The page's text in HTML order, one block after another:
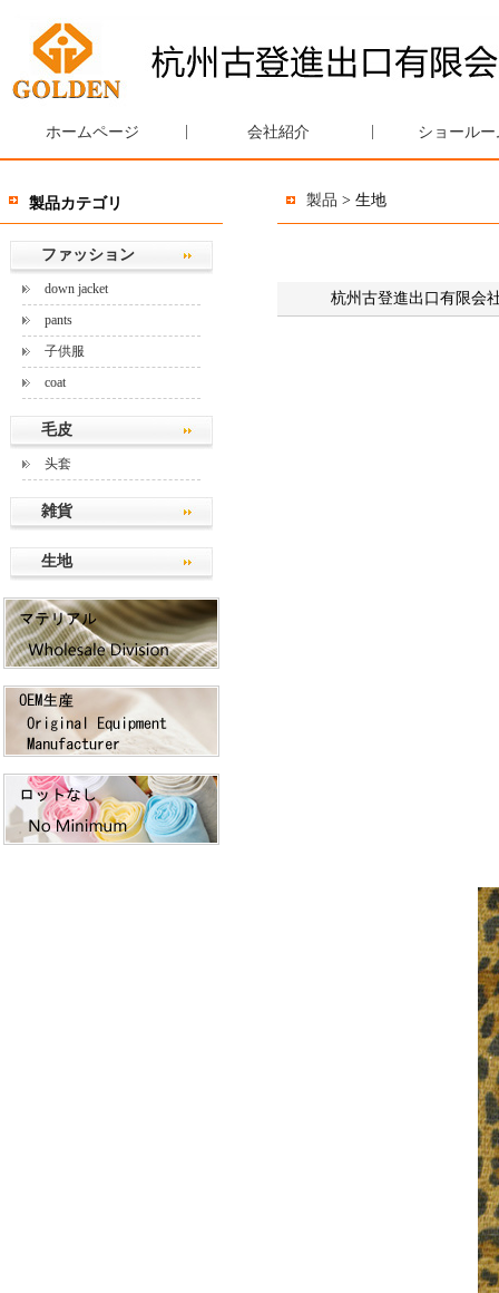
ホームページ 会社紹介 ショールー
製品 > 生地
杭州古登進出口有限会
製品カテゴリ
ファッション
down jacket
pants
子供服
coat
毛皮
头套
雑貨
生地